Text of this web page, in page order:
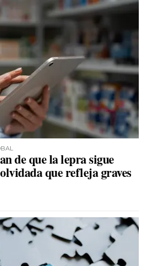
de que la lepra sigue
que refleja graves